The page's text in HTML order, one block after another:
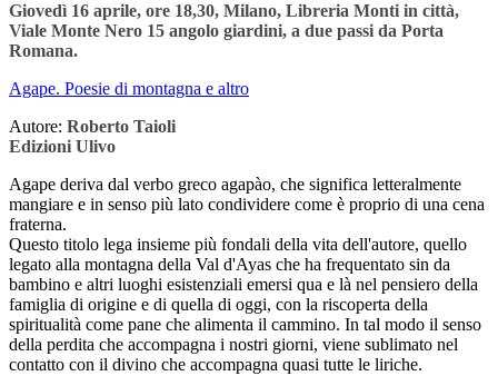
Giovedì 16 aprile, ore 18,30, Milano, Libreria Monti in città,
Viale Monte Nero 15 angolo giardini, a due passi da Porta
Romana.
Agape. Poesie di montagna e altro
Autore: Roberto Taioli
Edizioni Ulivo
Agape deriva dal verbo greco agapào, che significa letteralmente
mangiare e in senso più lato condividere come è proprio di una cena
fraterna.
Questo titolo lega insieme più fondali della vita dell'autore, quello
legato alla montagna della Val d'Ayas che ha frequentato sin da
bambino e altri luoghi esistenziali emersi qua e là nel pensiero della
famiglia di origine e di quella di oggi, con la riscoperta della
spiritualità come pane che alimenta il cammino. In tal modo il senso
della perdita che accompagna i nostri giorni, viene sublimato nel
contatto con il divino che accompagna quasi tutte le liriche.